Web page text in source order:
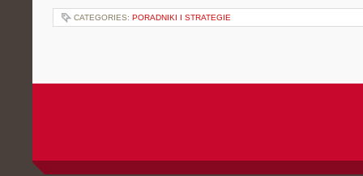
CATEGORIES: PORADNIKI I STRATEGIE